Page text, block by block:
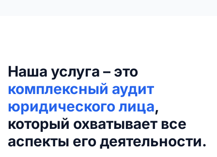
Наша услуга – это
комплексный аудит
юридического лица,
который охватывает все
аспекты его деятельности.